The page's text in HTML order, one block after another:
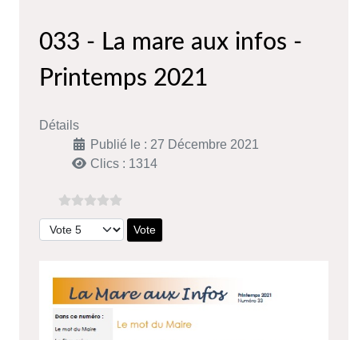
033 - La mare aux infos -
Printemps 2021
Détails
Publié le : 27 Décembre 2021
Clics : 1314
Veuillez voter